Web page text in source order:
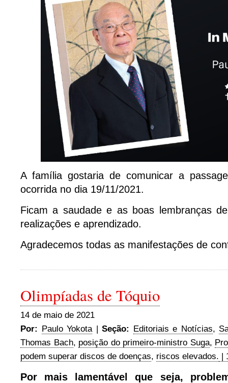
A família gostaria de comunicar a
ocorrida no dia 19/11/2021.
Ficam a saudade e as boas lembranças
realizações e aprendizado.
Agradecemos todas as manifestações de
Olimpíadas de Tóquio
14 de maio de 2021
Por: Paulo Yokota | Seção: Editoriais e Notícias,
Thomas Bach, posição do primeiro-ministro Suga,
podem superar discos de doenças, riscos elevados. |
Por mais lamentável que seja,